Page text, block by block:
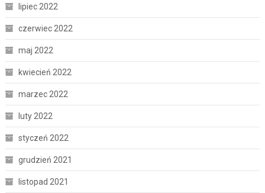
lipiec 2022
czerwiec 2022
maj 2022
kwiecień 2022
marzec 2022
luty 2022
styczeń 2022
grudzień 2021
listopad 2021